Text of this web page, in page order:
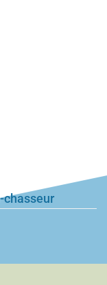
chasseur